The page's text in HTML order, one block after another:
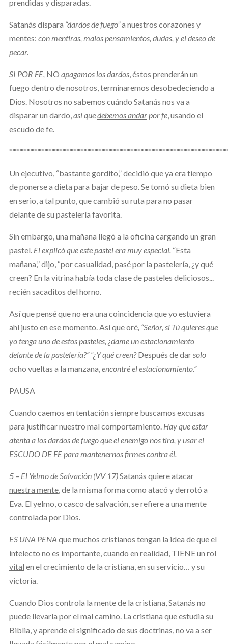
prendidas y disparadas.
Satanás dispara “dardos de fuego”a nuestros corazones y
mentes: con mentiras, malos pensamientos, dudas, y el deseo de
pecar.
SI POR FE, NO apagamos los dardos, éstos prenderán un
fuego dentro de nosotros, terminaremos desobedeciendo a
Dios. Nosotros no sabemos cuándo Satanás nos va a
disparar un dardo,así quedebemos andarpor fe, usando el
escudo de fe.
Un ejecutivo, “bastante gordito,”decidió que ya era tiempo
de ponerse a dieta para bajar de peso. Se tomó su dieta bien
en serio, a tal punto, que cambió su ruta para no pasar
delante de su pastelería favorita.
Sin embargo, una mañana llegó a la oficina cargando un gran
pastel. El explicó que este pastel era muy especial. “Esta
mañana,” dijo, “por casualidad, pasé por la pastelería, ¿y qué
creen? En la vitrina había toda clase de pasteles deliciosos...
recién sacaditos del horno.
Así que pensé que no era una coincidencia que yo estuviera
ahí justo en ese momento. Así que oré, “Señor, si Tú quieres que
yo tenga uno de estos pasteles, ¿dame un estacionamiento
delante de la pastelería?” “¿Y qué creen?Después de darsolo
ocho vueltas a la manzana,encontré el estacionamiento.”
PAUSA
Cuando caemos en tentación siempre buscamos excusas
para justificar nuestro mal comportamiento. Hay que estar
atenta a losdardos de fuegoque el enemigo nos tira, y usar el
ESCUDO DE FE para mantenernos firmes contra él.
5 – El Yelmo de Salvación (VV 17)Satanás quiere atacar
nuestra mente, de la misma forma como atacó y derrotó a
Eva. El yelmo, o casco de salvación, se refiere a una mente
controlada por Dios.
ES UNA PENA que muchos cristianos tengan la idea de que el
intelecto no es importante, cuando en realidad, TIENE un rol
vital en el crecimiento de la cristiana, en su servicio… y su
victoria.
Cuando Dios controla la mente de la cristiana, Satanás no
puede llevarla por el mal camino. La cristiana que estudia su
Biblia, y aprende el significado de sus doctrinas, no va a ser